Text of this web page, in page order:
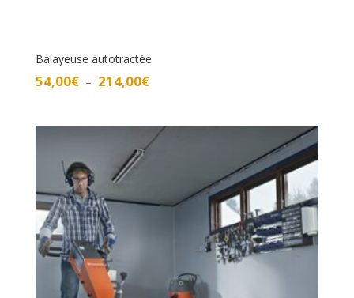
Balayeuse autotractée
54,00€ – 214,00€Plage
54,00€
à